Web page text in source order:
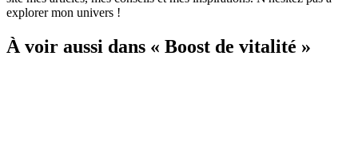
explorer mon univers !
À voir aussi dans « Boost de vitalité »